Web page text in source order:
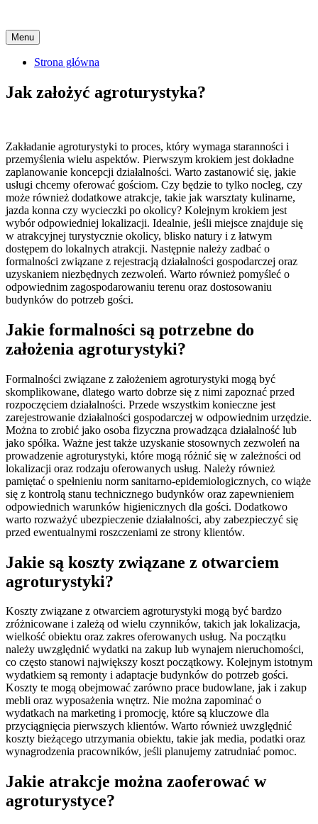
Menu Skip
to
content
Strona główna
Jak założyć agroturystyka?
Zakładanie agroturystyki to proces, który wymaga staranności i
przemyślenia wielu aspektów. Pierwszym krokiem jest dokładne
zaplanowanie koncepcji działalności. Warto zastanowić się, jakie
usługi chcemy oferować gościom. Czy będzie to tylko nocleg, czy
może również dodatkowe atrakcje, takie jak warsztaty kulinarne,
jazda konna czy wycieczki po okolicy? Kolejnym krokiem jest
wybór odpowiedniej lokalizacji. Idealnie, jeśli miejsce znajduje się
w atrakcyjnej turystycznie okolicy, blisko natury i z łatwym
dostępem do lokalnych atrakcji. Następnie należy zadbać o
formalności związane z rejestracją działalności gospodarczej oraz
uzyskaniem niezbędnych zezwoleń. Warto również pomyśleć o
odpowiednim zagospodarowaniu terenu oraz dostosowaniu
budynków do potrzeb gości.
Jakie formalności są potrzebne do
założenia agroturystyki?
Formalności związane z założeniem agroturystyki mogą być
skomplikowane, dlatego warto dobrze się z nimi zapoznać przed
rozpoczęciem działalności. Przede wszystkim konieczne jest
zarejestrowanie działalności gospodarczej w odpowiednim urzędzie.
Można to zrobić jako osoba fizyczna prowadząca działalność lub
jako spółka. Ważne jest także uzyskanie stosownych zezwoleń na
prowadzenie agroturystyki, które mogą różnić się w zależności od
lokalizacji oraz rodzaju oferowanych usług. Należy również
pamiętać o spełnieniu norm sanitarno-epidemiologicznych, co wiąże
się z kontrolą stanu technicznego budynków oraz zapewnieniem
odpowiednich warunków higienicznych dla gości. Dodatkowo
warto rozważyć ubezpieczenie działalności, aby zabezpieczyć się
przed ewentualnymi roszczeniami ze strony klientów.
Jakie są koszty związane z otwarciem
agroturystyki?
Koszty związane z otwarciem agroturystyki mogą być bardzo
zróżnicowane i zależą od wielu czynników, takich jak lokalizacja,
wielkość obiektu oraz zakres oferowanych usług. Na początku
należy uwzględnić wydatki na zakup lub wynajem nieruchomości,
co często stanowi największy koszt początkowy. Kolejnym istotnym
wydatkiem są remonty i adaptacje budynków do potrzeb gości.
Koszty te mogą obejmować zarówno prace budowlane, jak i zakup
mebli oraz wyposażenia wnętrz. Nie można zapominać o
wydatkach na marketing i promocję, które są kluczowe dla
przyciągnięcia pierwszych klientów. Warto również uwzględnić
koszty bieżącego utrzymania obiektu, takie jak media, podatki oraz
wynagrodzenia pracowników, jeśli planujemy zatrudniać pomoc.
Jakie atrakcje można zaoferować w
agroturystyce?